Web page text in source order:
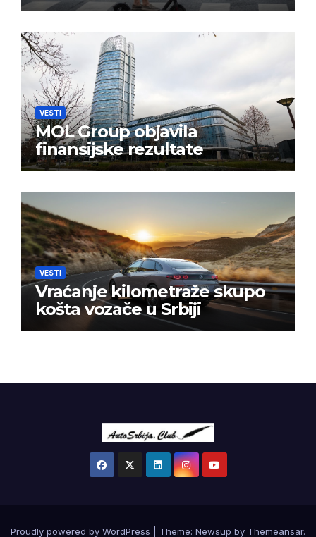
VESTI
MOL Group objavila
finansijske rezultate
VESTI
Vraćanje kilometraže skupo
košta vozače u Srbiji
Proudly powered by WordPress Theme: Newsup by Themeansar.